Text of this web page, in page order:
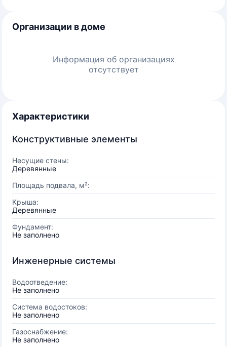
Организации в доме
Информация об организациях
отсутствует
Характеристики
Конструктивные элементы
Несущие стены:
Деревянные
Площадь подвала, м²:
Крыша:
Деревянные
Фундамент:
Не заполнено
Инженерные системы
Водоотведение:
Не заполнено
Система водостоков:
Не заполнено
Газоснабжение:
Не заполнено